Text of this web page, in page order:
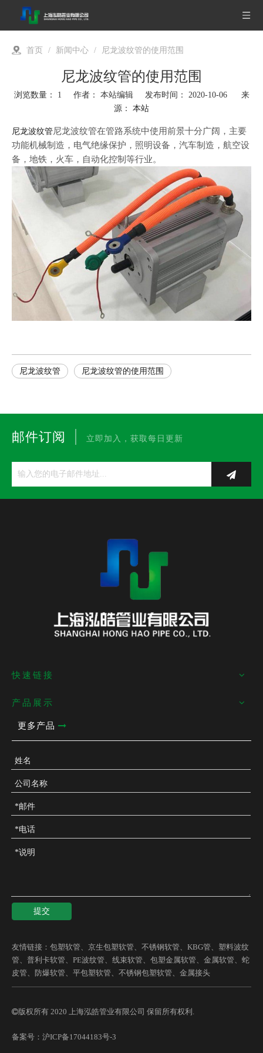
首页 / 新闻中心 / 尼龙波纹管的使用范围
尼龙波纹管的使用范围
浏览数量： 1 作者： 本站编辑 发布时间： 2020-10-06 来
源： 本站
["wechat","weibo","qzone","douban","email"]
尼龙波纹管 尼龙波纹管在管路系统中使用前景十分广阔，主要
功能机械制造，电气绝缘保护，照明设备，汽车制造，航空设
备，地铁，火车，自动化控制等行业。
尼龙波纹管 尼龙波纹管的使用范围
邮件订阅 | 立即加入，获取每日更新
快速链接
产品展示
更多产品
提交
友情链接： 包塑软管 京生包塑软管 不锈钢软管 KBG管
塑料波纹
管
普利卡软管 PE波纹管 线束软管 包塑金属软管 金属软管
蛇
皮管
防爆软管 平包塑软管 不锈钢包塑软管 金属接头
版权所有 2020 上海泓皓管业有限公司 保留所有权利.
备案号： 沪ICP备17044183号-3